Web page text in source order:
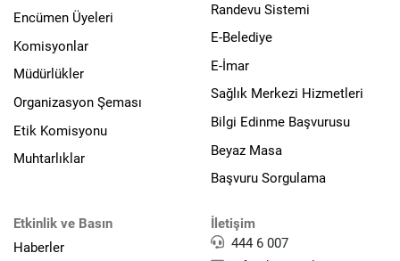
Encümen Üyeleri
Komisyonlar
Müdürlükler
Organizasyon Şeması
Etik Komisyonu
Muhtarlıklar
Randevu Sistemi
E-Belediye
E-İmar
Sağlık Merkezi Hizmetleri
Bilgi Edinme Başvurusu
Beyaz Masa
Başvuru Sorgulama
Etkinlik ve Basın
Haberler
İletişim
444 6 007